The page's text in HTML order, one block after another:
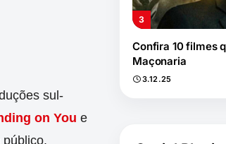
sul-
on You e
Confira 10 filmes
Maçonaria
3.12.25